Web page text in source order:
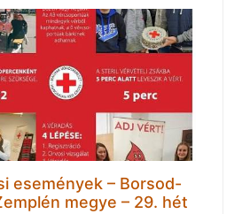
események – Borsod-
megye – 29. hét